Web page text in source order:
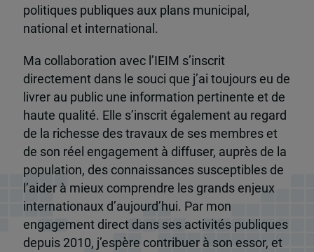
politiques publiques aux plans municipal,
national et international.
Ma collaboration avec l’IEIM s’inscrit
directement dans le souci que j’ai toujours eu de
livrer au public une information pertinente et de
haute qualité. Elle s’inscrit également au regard
de la richesse des travaux de ses membres et
de son réel engagement à diffuser, auprès de la
population, des connaissances susceptibles de
l’aider à mieux comprendre les grands enjeux
internationaux d’aujourd’hui. Par mon
engagement direct dans ses activités publiques
depuis 2010, j’espère contribuer à son essor, et